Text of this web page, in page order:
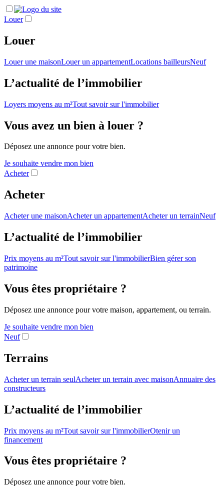
Louer
Louer
Louer une maisonLouer un appartementLocations bailleursNeuf
L’actualité de l’immobilier
Loyers moyens au m²Tout savoir sur l'immobilier
Vous avez un bien à louer ?
Déposez une annonce pour votre bien.
Je souhaite vendre mon bien
Acheter
Acheter
Acheter une maisonAcheter un appartementAcheter un terrainNeuf
L’actualité de l’immobilier
Prix moyens au m²Tout savoir sur l'immobilierBien gérer son
patrimoine
Vous êtes propriétaire ?
Déposez une annonce pour votre maison, appartement, ou terrain.
Je souhaite vendre mon bien
Neuf
Terrains
Acheter un terrain seulAcheter un terrain avec maisonAnnuaire des
constructeurs
L’actualité de l’immobilier
Prix moyens au m²Tout savoir sur l'immobilierOtenir un
financement
Vous êtes propriétaire ?
Déposez une annonce pour votre bien.